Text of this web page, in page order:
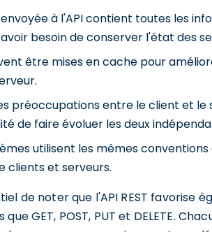
à l'API contient toutes les
besoin de conserver l'état des
être mises en cache pour
préoccupations entre le client et
de faire évoluer les deux
utilisent les mêmes
clients et serveurs.
de noter que l'API REST favorise
GET, POST, PUT et DELETE.